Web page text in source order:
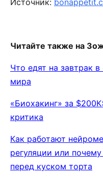
Читайте также на
Что едят на завтрак
мира
«Биохакинг» за
критика
Как работают
регуляции или
перед куском торта